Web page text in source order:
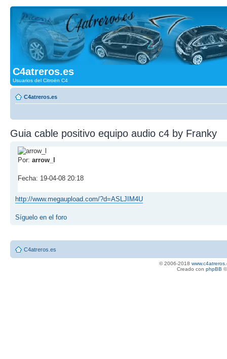
C4atreros.es
Usuarios del Citroën C4
C4atreros.es
Guia cable positivo equipo audio c4 by Franky
Por: arrow_l
Fecha: 19-04-08 20:18
http://www.megaupload.com/?d=ASLJIM4U
Síguelo en el foro
C4atreros.es
© 2006-2018
Creado con phpBB